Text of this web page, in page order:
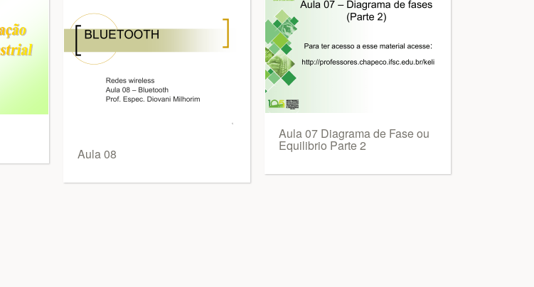
Aula 08
Aula 07 Diagrama de Fase ou
Equilibrio Parte 2